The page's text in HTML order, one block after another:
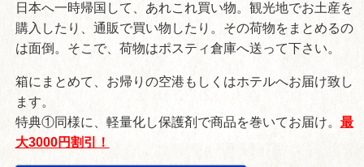
日本へ一時帰国して、あれこれ買い物。観光地でお土産を
購入したり、通販で買い物したり。その荷物をまとめるの
は面倒。そこで、荷物はポスティ倉庫へ送って下さい。
箱にまとめて、お帰りの空港もしくはホテルへお届け致し
ます。
特典①同様に、軽量化し保護剤で商品を巻いてお届け。 最
大3000円割引！